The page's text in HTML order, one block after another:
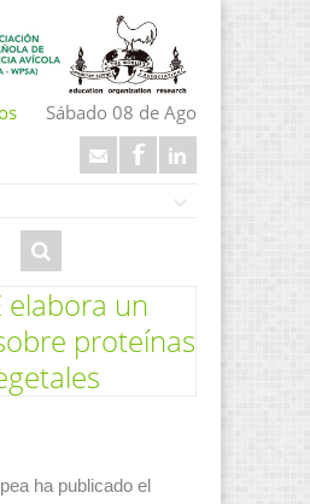
Sábado 08 de Ago
elabora un
proteínas
ha publicado el